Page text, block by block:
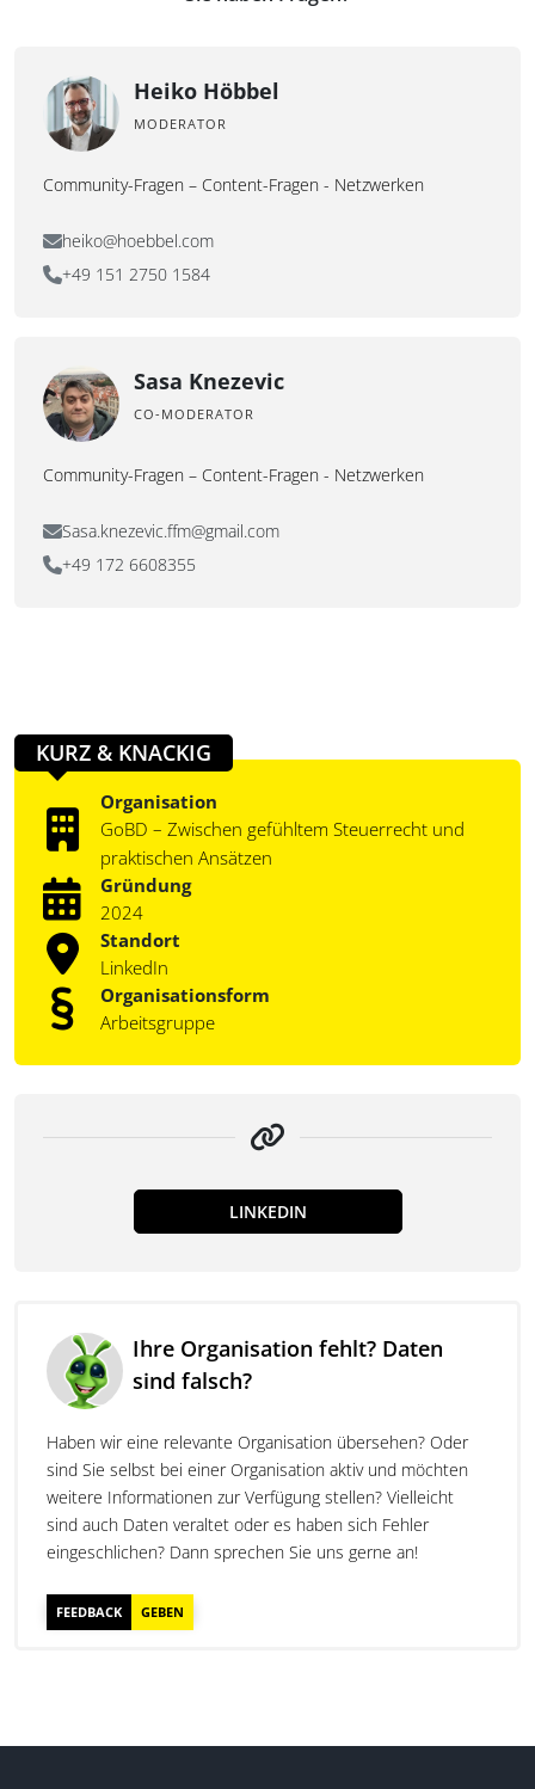
Heiko Höbbel
MODERATOR
Community-Fragen – Content-Fragen - Netzwerken
heiko@hoebbel.com
+49 151 2750 1584
Sasa Knezevic
CO-MODERATOR
Community-Fragen – Content-Fragen - Netzwerken
Sasa.knezevic.ffm@gmail.com
+49 172 6608355
KURZ & KNACKIG
Organisation
GoBD – Zwischen gefühltem Steuerrecht und
praktischen Ansätzen
Gründung
2024
Standort
LinkedIn
Organisationsform
Arbeitsgruppe
LINKEDIN
Ihre Organisation fehlt? Daten
sind falsch?
Haben wir eine relevante Organisation übersehen? Oder
sind Sie selbst bei einer Organisation aktiv und möchten
weitere Informationen zur Verfügung stellen? Vielleicht
sind auch Daten veraltet oder es haben sich Fehler
eingeschlichen? Dann sprechen Sie uns gerne an!
FEEDBACK GEBEN